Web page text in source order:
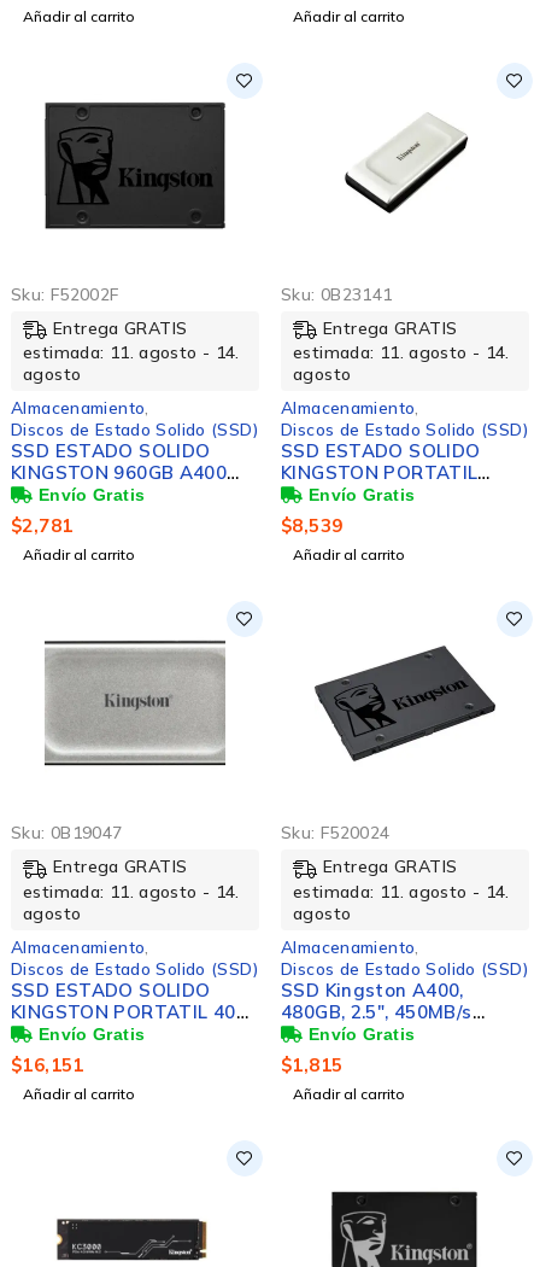
Añadir al carrito Añadir al carrito
Sku: F52002F
Entrega GRATIS
estimada: 11. agosto - 14.
agosto
Almacenamiento
Discos de Estado Solido (SSD)
SSD ESTADO SOLIDO
KINGSTON 960GB A400
SATA3 2.5 SSD 7MM
$2,781
Añadir al carrito
Sku: 0B23141
Entrega GRATIS
estimada: 11. agosto - 14.
agosto
Almacenamiento
Discos de Estado Solido (SSD)
SSD ESTADO SOLIDO
KINGSTON PORTATIL
2000GB
$8,539
Añadir al carrito
Sku: 0B19047
Entrega GRATIS
estimada: 11. agosto - 14.
agosto
Almacenamiento
Discos de Estado Solido (SSD)
SSD ESTADO SOLIDO
KINGSTON PORTATIL 4000
GB
$16,151
Añadir al carrito
Sku: F520024
Entrega GRATIS
estimada: 11. agosto - 14.
agosto
Almacenamiento
Discos de Estado Solido (SSD)
SSD Kingston A400,
480GB, 2.5", 450MB/s
Escritura, 500 MB/s
Lectura, SATA III
$1,815
Añadir al carrito